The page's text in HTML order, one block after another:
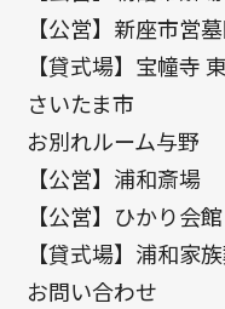
【公営】新座市営
【貸式場】宝幢寺
さいたま市
お別れルーム与野
【公営】浦和斎場
【公営】ひかり会館
【貸式場】浦和家
お問い合わせ